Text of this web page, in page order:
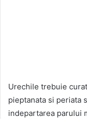
Urechile trebuie
pieptanata si periata
indepartarea parului